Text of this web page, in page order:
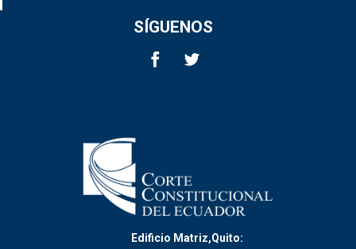
SÍGUENOS
Edificio Matriz,Quito: